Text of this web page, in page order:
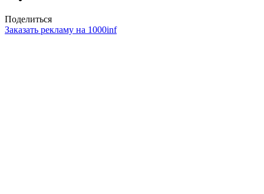
Поделиться
Заказать рекламу на 1000inf